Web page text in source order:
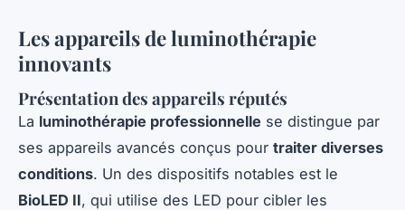
Les appareils de luminothérapie
innovants
Présentation des appareils réputés
La luminothérapie professionnelle se distingue par
ses appareils avancés conçus pour traiter diverses
conditions. Un des dispositifs notables est le
BioLED II, qui utilise des LED pour cibler les